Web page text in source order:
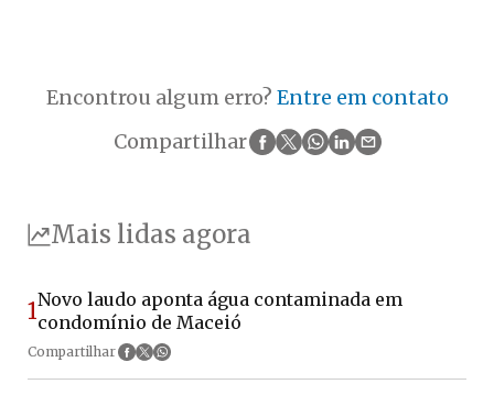
Encontrou algum erro? Entre em contato
Compartilhar
Mais lidas agora
1Novo laudo aponta água contaminada em
condomínio de Maceió
Compartilhar